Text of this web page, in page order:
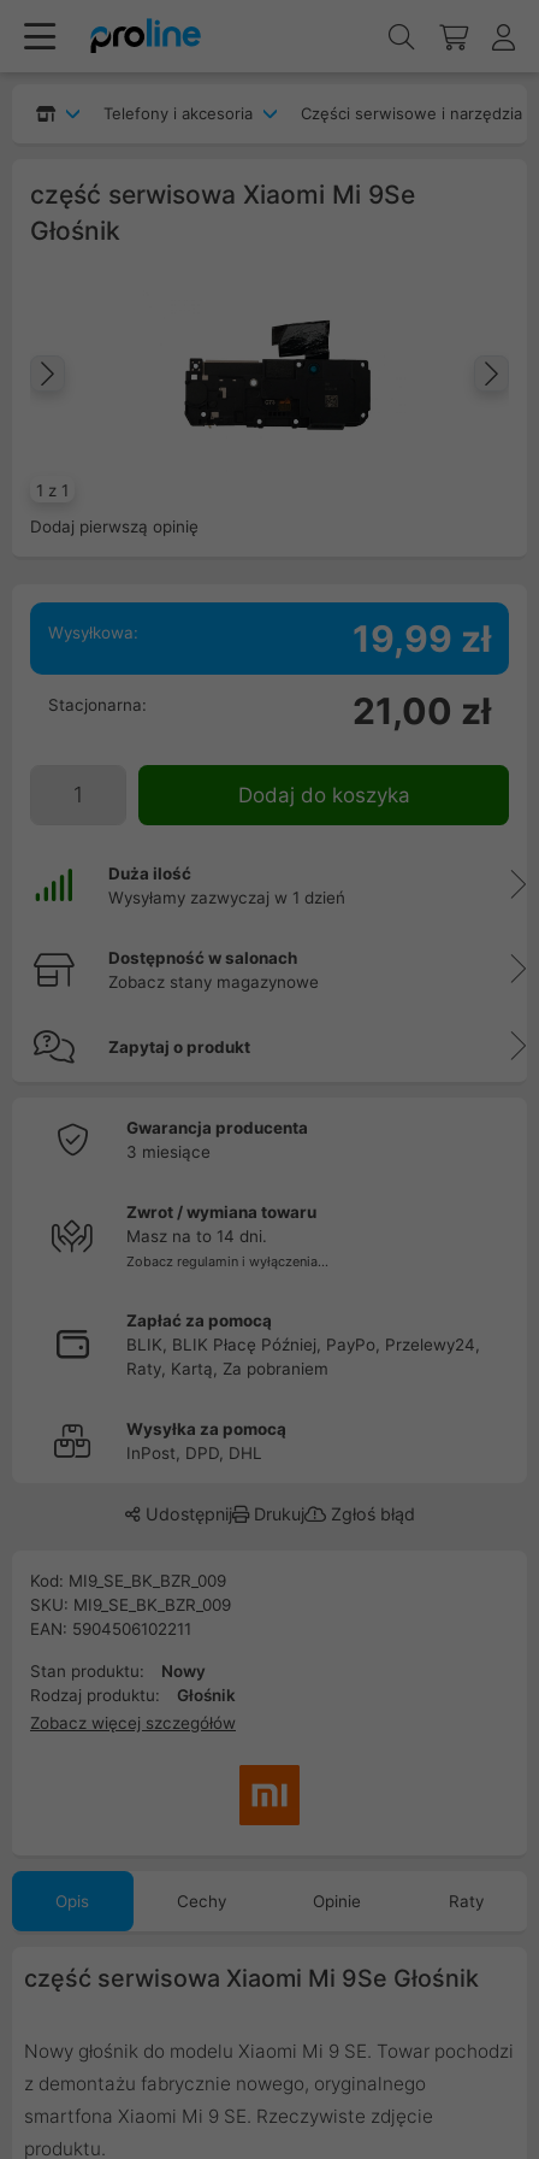
Telefony i akcesoria Części serwisowe i narzędzia
część serwisowa Xiaomi Mi 9Se
Głośnik
1 z 1
Poprzedni
Dodaj pierwszą opinię
Wysyłkowa: 19,99 zł
Stacjonarna: 21,00 zł
Dodaj do koszyka
Duża ilość
Wysyłamy zazwyczaj w 1 dzień
Dostępność w salonach
Zobacz stany magazynowe
Zapytaj o produkt
Gwarancja producenta
3 miesiące
Zwrot / wymiana towaru
Masz na to 14 dni.
Zobacz regulamin i wyłączenia...
Zapłać za pomocą
BLIK, BLIK Płacę Później, PayPo, Przelewy24,
Raty, Kartą, Za pobraniem
Wysyłka za pomocą
InPost, DPD, DHL
Udostępnij Drukuj Zgłoś błąd
Kod: MI9_SE_BK_BZR_009
SKU: MI9_SE_BK_BZR_009
EAN: 5904506102211
Stan produktu:
Nowy
Rodzaj produktu:
Głośnik
Zobacz więcej szczegółów
Opis Cechy Opinie Raty
część serwisowa Xiaomi Mi 9Se Głośnik
Nowy głośnik do modelu Xiaomi Mi 9 SE. Towar pochodzi
z demontażu fabrycznie nowego, oryginalnego
smartfona Xiaomi Mi 9 SE. Rzeczywiste zdjęcie
produktu.